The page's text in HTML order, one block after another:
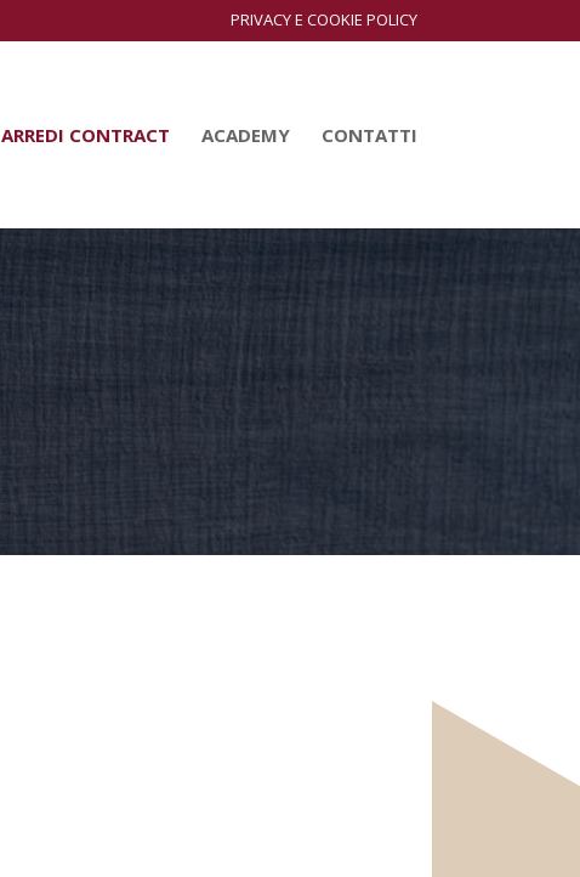
PRIVACY E COOKIE POLICY
ARREDI CONTRACT ACADEMY CONTATTI